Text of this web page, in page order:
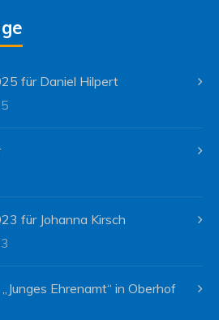
für Daniel Hilpert
für Johanna Kirsch
Ehrenamt“ in Oberhof